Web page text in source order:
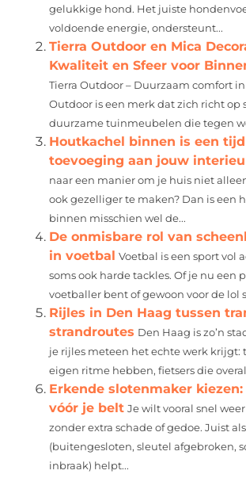
gelukkige hond. Het juiste
voldoende energie, ondersteunt...
Tierra Outdoor en Mica
Kwaliteit en Sfeer voor
Tierra Outdoor – Duurzaam comfort
Outdoor is een merk dat zich richt op
duurzame tuinmeubelen die tegen
Houtkachel binnen is een
toevoeging aan jouw
naar een manier om je huis niet
ook gezelliger te maken? Dan is een
binnen misschien wel de...
De onmisbare rol van
in voetbal Voetbal is een sport vol
soms ook harde tackles. Of je nu een
voetballer bent of gewoon voor de lol
Rijles in Den Haag tussen
strandroutes Den Haag is zo’n
je rijles meteen het echte werk krijgt:
eigen ritme hebben, fietsers die
Erkende slotenmaker
vóór je belt Je wilt vooral snel
zonder extra schade of gedoe. Juist
(buitengesloten, sleutel afgebroken,
inbraak) helpt...